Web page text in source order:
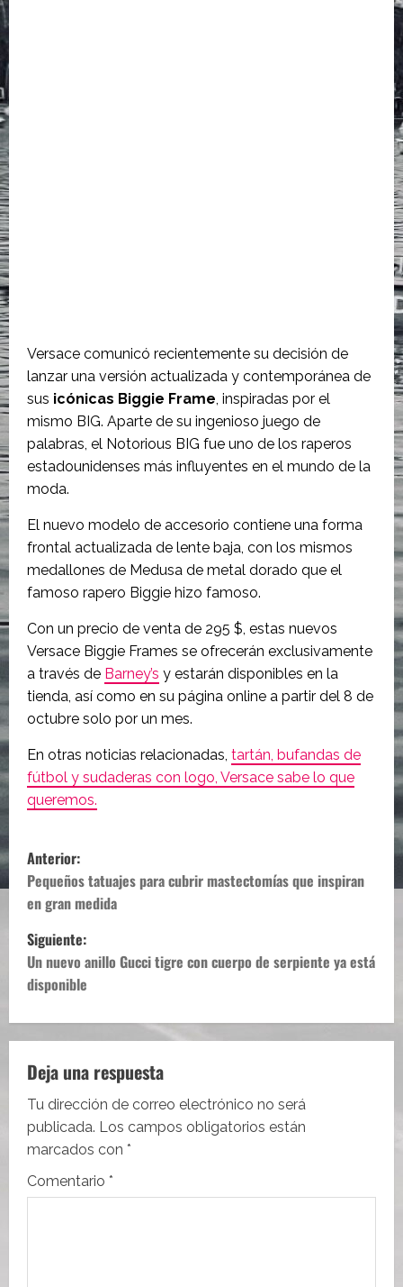
Versace comunicó recientemente su decisión de
lanzar una versión actualizada y contemporánea de
sus icónicas Biggie Frame, inspiradas por el
mismo BIG. Aparte de su ingenioso juego de
palabras, el Notorious BIG fue uno de los raperos
estadounidenses más influyentes en el mundo de la
moda.
El nuevo modelo de accesorio contiene una forma
frontal actualizada de lente baja, con los mismos
medallones de Medusa de metal dorado que el
famoso rapero Biggie hizo famoso.
Con un precio de venta de 295 $, estas nuevos
Versace Biggie Frames se ofrecerán exclusivamente
a través de Barney’s y estarán disponibles en la
tienda, así como en su página online a partir del 8 de
octubre solo por un mes.
En otras noticias relacionadas, tartán, bufandas de
fútbol y sudaderas con logo, Versace sabe lo que
queremos.
N
a
v
e
g
a
c
i
ó
n
Anterior:
Pequeños tatuajes para cubrir mastectomías que inspiran
en gran medida
Siguiente:
Un nuevo anillo Gucci tigre con cuerpo de serpiente ya está
disponible
Deja una respuesta
Tu dirección de correo electrónico no será
publicada. Los campos obligatorios están
marcados con *
Comentario *